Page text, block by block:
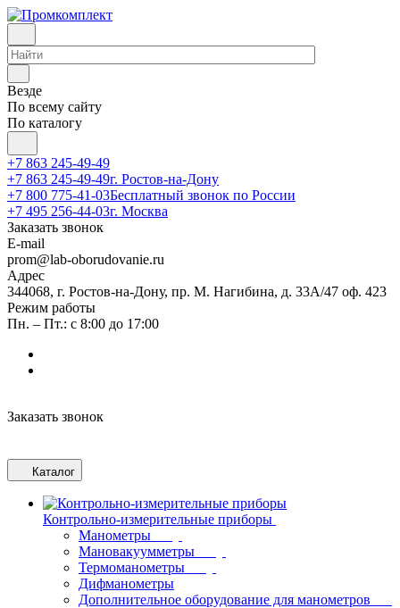
Везде
По всему сайту
По каталогу
+7 863 245-49-49
+7 863 245-49-49г. Ростов-на-Дону
+7 800 775-41-03Бесплатный звонок по России
+7 495 256-44-03г. Москва
Заказать звонок
E-mail
prom@lab-oborudovanie.ru
Адрес
344068, г. Ростов-на-Дону, пр. М. Нагибина, д. 33А/47 оф. 423
Режим работы
Пн. – Пт.: с 8:00 до 17:00
Заказать звонок
Каталог
Контрольно-измерительные приборы
Манометры
Мановакуумметры
Термоманометры
Дифманометры
Дополнительное оборудование для манометров